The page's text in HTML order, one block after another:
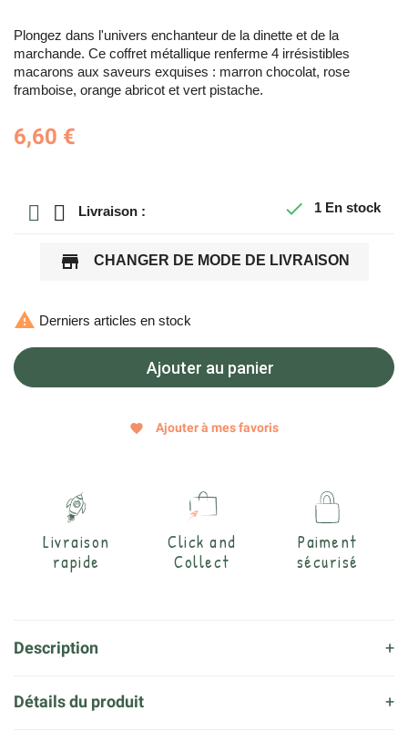
Plongez dans l'univers enchanteur de la dinette et de la
marchande. Ce coffret métallique renferme 4 irrésistibles
macarons aux saveurs exquises : marron chocolat, rose
framboise, orange abricot et vert pistache.
6,60 €
Livraison :  1 En stock
store CHANGER DE MODE DE LIVRAISON
 Derniers articles en stock
Ajouter au panier
favorite Ajouter à mes favoris
Livraison
rapide
Click and
Collect
Paiment
sécurisé
Description
Détails du produit